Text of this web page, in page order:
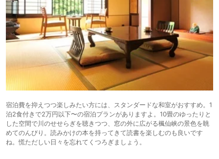
宿泊費を抑えつつ楽しみたい方には、スタンダードな和室がおすすめ。1
泊2食付きで2万円以下〜の宿泊プランがありますよ。10畳のゆったりと
した空間で川のせせらぎを聴きつつ、窓の外に広がる楓仙峡の景色を眺
めてのんびり。読みかけの本を持ってきて読書を楽しむのも良いです
ね。慌ただしい日々を忘れてくつろぎましょう。